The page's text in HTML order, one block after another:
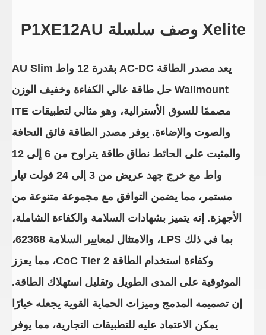
Xelite وصف سلسلة P1XE12AU
يعد مصدر الطاقة AC-DC بقدرة 12 واط AU Slim
Wallmount حل طاقة عالي الكفاءة وخفيف الوزن
مصممًا للسوق الأسترالية، وهو مثالي لتطبيقات ITE
والصوت والإضاءة. يوفر مصدر الطاقة فائق النحافة
والمثبت على الحائط نطاق طاقة يتراوح من 6 إلى 12
واط مع خرج جهد عريض من 3 إلى 24 فولت تيار
مستمر، مما يضمن التوافق مع مجموعة متنوعة من
الأجهزة. إنه يتميز بشهادات السلامة والكفاءة الشاملة،
بما في ذلك LPS، والامتثال لمعايير السلامة 62368،
وكفاءة استخدام الطاقة CoC Tier 2، مما يعزز
الموثوقية على المدى الطويل وتقليل استهلاك الطاقة.
إن تصميمه المدمج وميزات الحماية القوية يجعله خيارًا
يمكن الاعتماد عليه للتطبيقات التجارية، مما يوفر